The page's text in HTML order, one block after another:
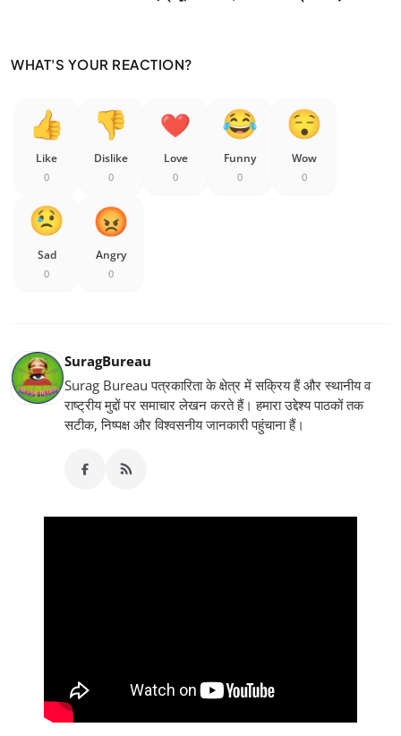
WHAT'S YOUR REACTION?
Like
0
Dislike
0
Love
0
Funny
0
Wow
0
Sad
0
Angry
0
SuragBureau
Surag Bureau पत्रकारिता के क्षेत्र में सक्रिय हैं और स्थानीय व
राष्ट्रीय मुद्दों पर समाचार लेखन करते हैं। हमारा उद्देश्य पाठकों तक
सटीक, निष्पक्ष और विश्वसनीय जानकारी पहुंचाना हैं।